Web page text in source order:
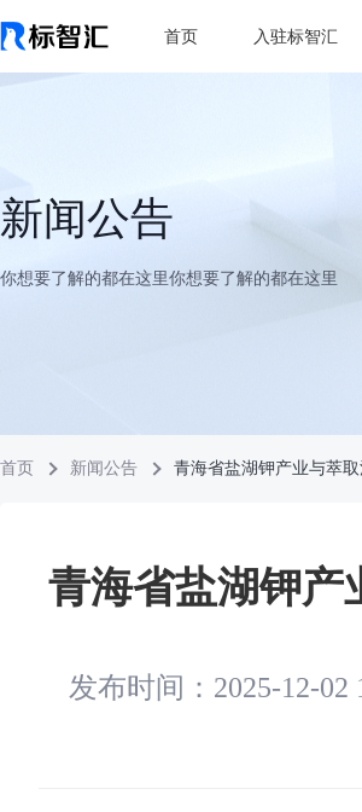
首页 入驻标智汇
新闻公告
你想要了解的都在这里你想要了解的都在这里
首页 新闻公告 青海省盐湖钾产业与萃
青海省盐湖钾产
发布时间：2025-12-02